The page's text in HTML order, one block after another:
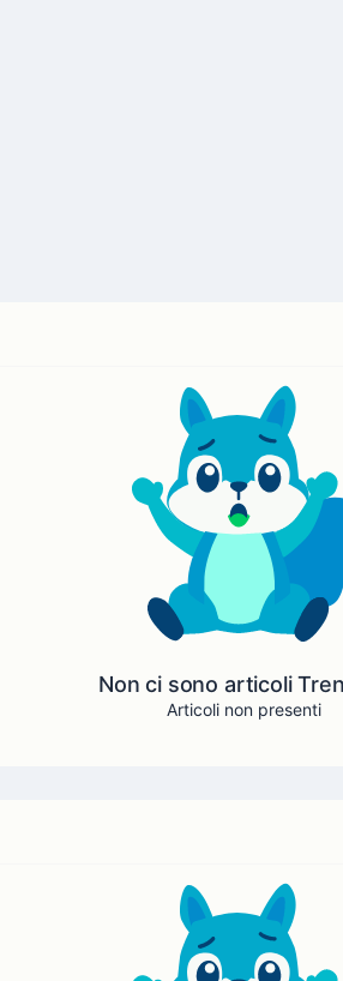
Non ci sono articoli
Articoli non presenti